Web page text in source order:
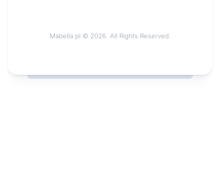
Mabella.pl © 2026. All Rights Reserved.